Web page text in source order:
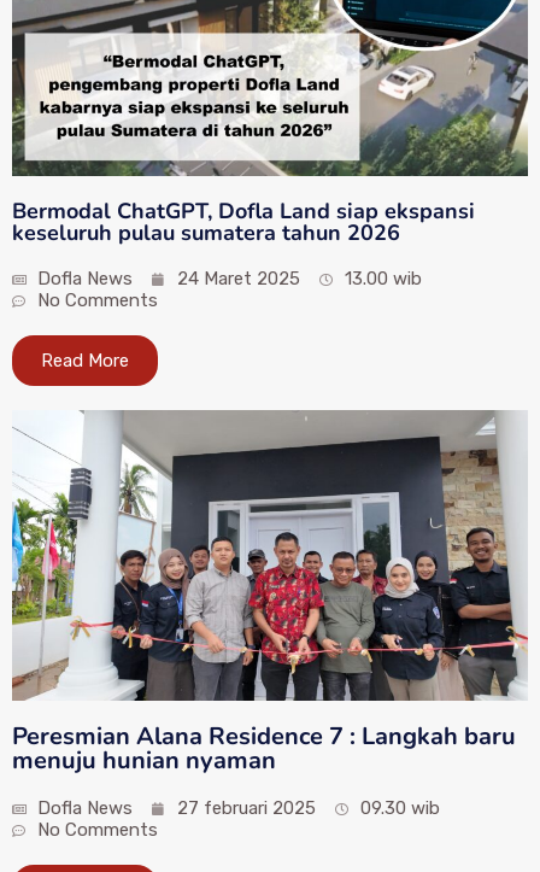
Bermodal ChatGPT, Dofla Land siap ekspansi
keseluruh pulau sumatera tahun 2026
Dofla News 24 Maret 2025
13.00 wib
No Comments
Read More
Peresmian Alana Residence 7 : Langkah baru
menuju hunian nyaman
Dofla News 27 februari 2025
09.30 wib
No Comments